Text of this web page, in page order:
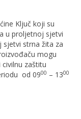
Ključ koji su
u proljetnoj sjetvi
sjetvi strna žita za
mogu
zaštitu
od 0900 – 1300